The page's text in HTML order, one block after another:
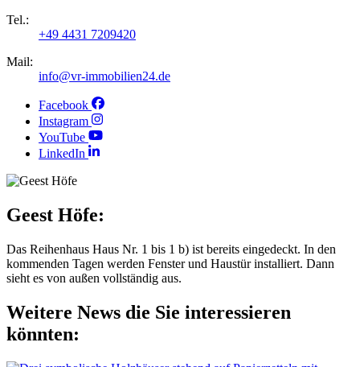
Tel.:
+49 4431 7209420
Mail:
info@vr-immobilien24.de
Facebook
Instagram
YouTube
LinkedIn
Geest Höfe:
Das Reihenhaus Haus Nr. 1 bis 1 b) ist bereits eingedeckt. In den
kommenden Tagen werden Fenster und Haustür installiert. Dann
sieht es von außen vollständig aus.
Weitere News die Sie interessieren
könnten: